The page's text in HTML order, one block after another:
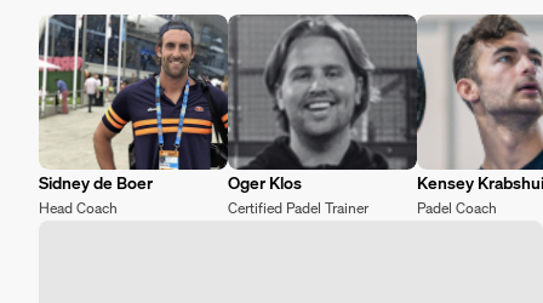
Sidney de Boer
Head Coach
Oger Klos
Certified Padel Trainer
Kensey
Padel Coach